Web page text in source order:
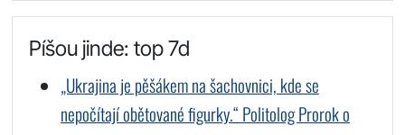
Píšou jinde: top 7d
„Ukrajina je pěšákem na šachovnici, kde se
nepočítají obětované figurky.“ Politolog Prorok o